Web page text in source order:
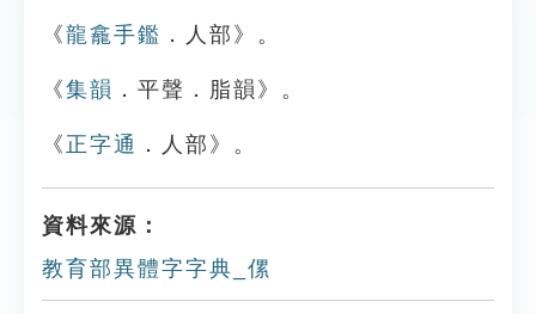
《龍龕手鑑 ．人部》。
《集韻 ．平聲．脂韻》。
《 正字通 ．人部》。
資料來源：
教育部異體字字典_傫